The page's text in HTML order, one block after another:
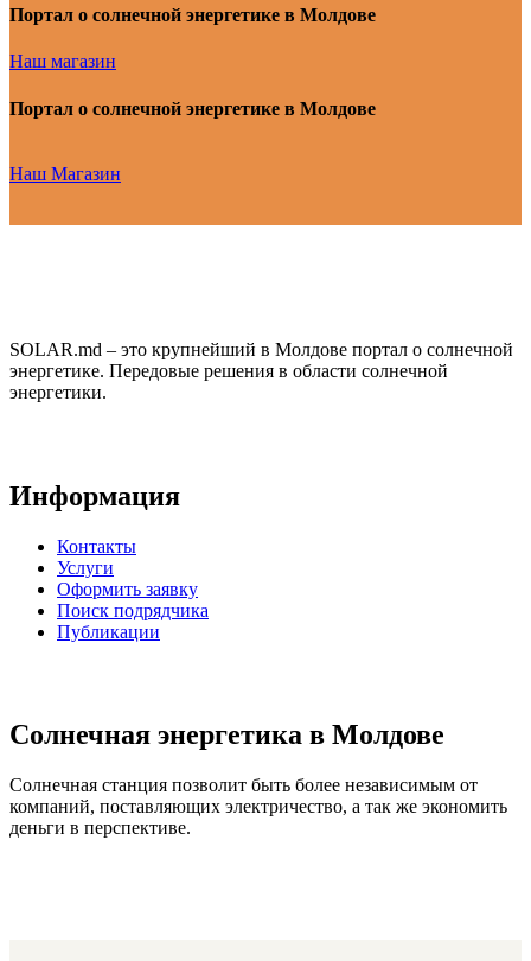
Портал о солнечной энергетике в Молдове
Наш магазин
Портал о солнечной энергетике в Молдове
Наш Магазин
SOLAR.md – это крупнейший в Молдове портал о солнечной
энергетике. Передовые решения в области солнечной
энергетики.
Информация
Контакты
Услуги
Оформить заявку
Поиск подрядчика
Публикации
Солнечная энергетика в Молдове
Солнечная станция позволит быть более независимым от
компаний, поставляющих электричество, а так же экономить
деньги в перспективе.